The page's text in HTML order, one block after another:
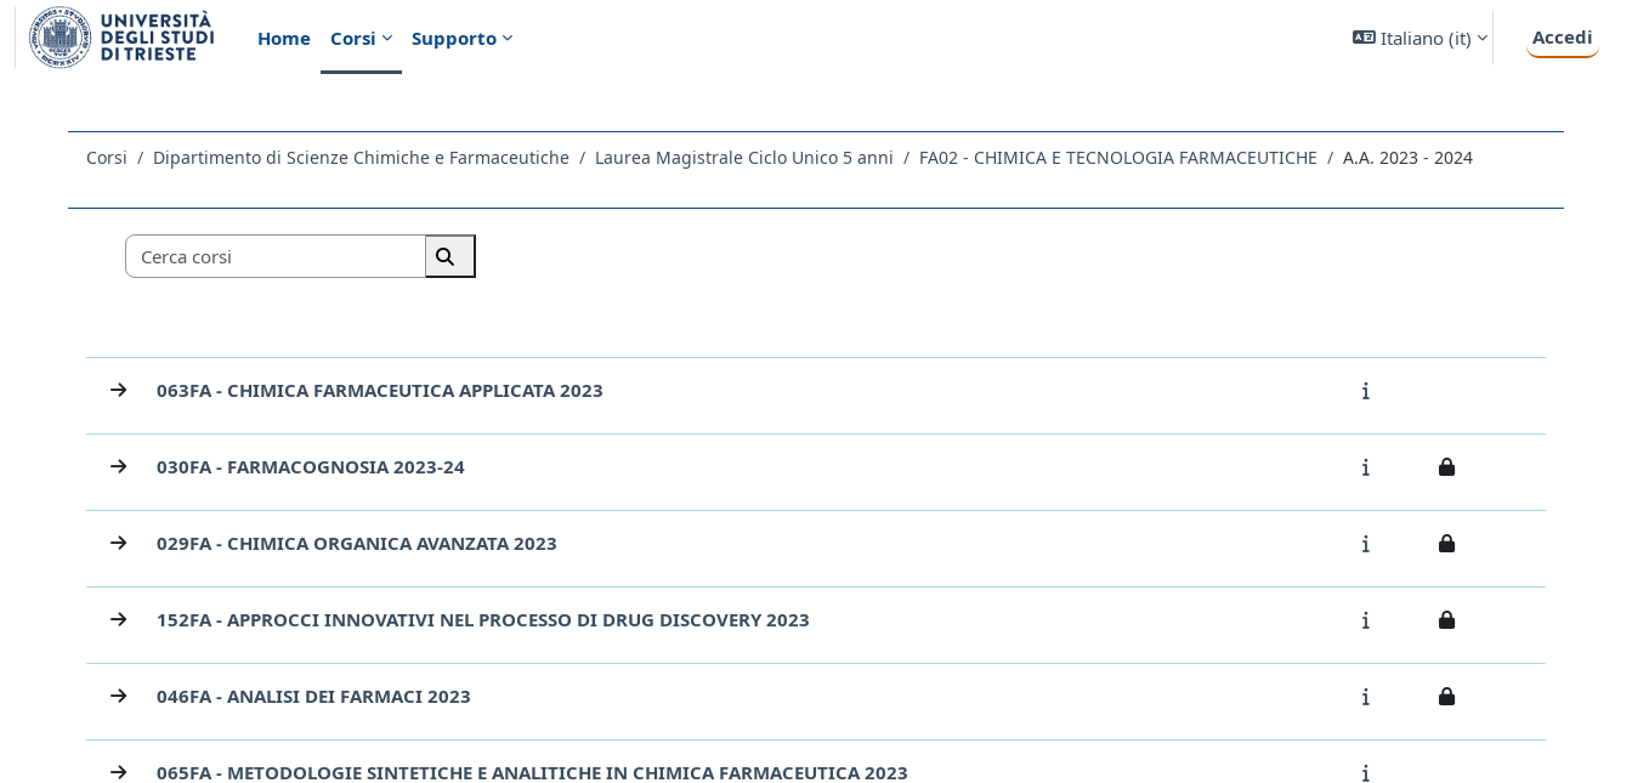
Vai al contenuto principale
Home
Corsi Supporto Italiano ‎(it)‎ Accedi
Corsi Dipartimento di Scienze Chimiche e Farmaceutiche Laurea Magistrale Ciclo Unico 5 anni FA02 - CHIMICA E TECNOLOGIA FARMACEUTICHE A.A. 2023 - 2024
Categorie di corso
Cerca corsi
Cerca corsi
063FA - CHIMICA FARMACEUTICA APPLICATA 2023
030FA - FARMACOGNOSIA 2023-24
029FA - CHIMICA ORGANICA AVANZATA 2023
152FA - APPROCCI INNOVATIVI NEL PROCESSO DI DRUG DISCOVERY 2023
046FA - ANALISI DEI FARMACI 2023
065FA - METODOLOGIE SINTETICHE E ANALITICHE IN CHIMICA FARMACEUTICA 2023